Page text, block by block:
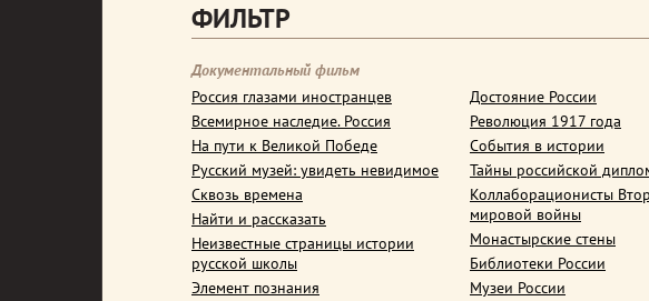
ФИЛЬТР
Документальный фильм
Россия глазами иностранцев
Всемирное наследие. Россия
На пути к Великой Победе
Русский музей: увидеть невидимое
Сквозь времена
Найти и рассказать
Неизвестные страницы истории
русской школы
Элемент познания
Достояние России
Революция 1917 года
События в истории
Тайны российской
Коллаборационисты
мировой войны
Монастырские стены
Библиотеки России
Музеи России